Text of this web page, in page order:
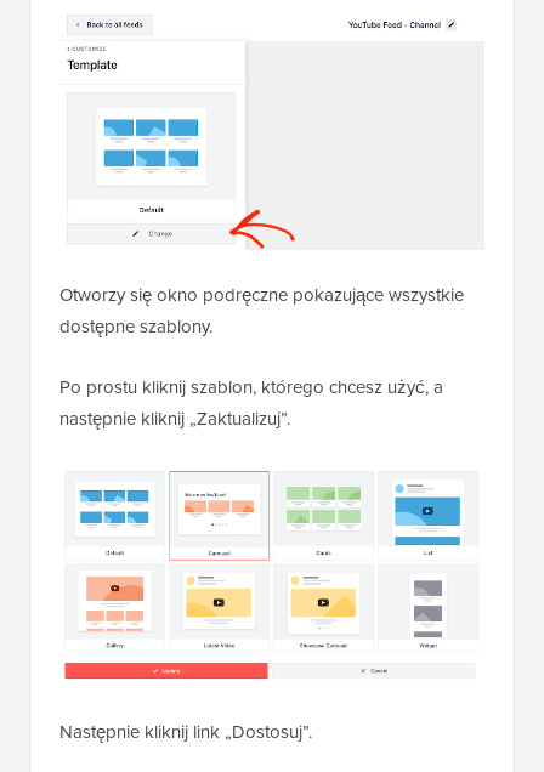
Otworzy się okno podręczne pokazujące wszystkie
dostępne szablony.
Po prostu kliknij szablon, którego chcesz użyć, a
następnie kliknij „Zaktualizuj”.
Następnie kliknij link „Dostosuj”.